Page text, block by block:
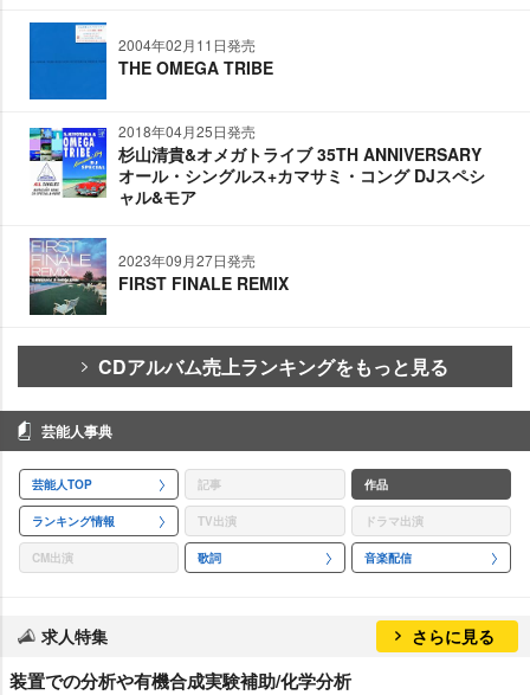
2004年02月11日発売
THE OMEGA TRIBE
2018年04月25日発売
杉山清貴&オメガトライブ 35TH ANNIVERSARY
オール・シングルス+カマサミ・コング DJスペシ
ャル&モア
2023年09月27日発売
FIRST FINALE REMIX
CDアルバム売上ランキングをもっと見る
芸能人事典
芸能人TOP 記事 作品
ランキング情報 TV出演 ドラマ出演
CM出演 歌詞 音楽配信
求人特集 さらに見る
装置での分析や有機合成実験補助/化学分析